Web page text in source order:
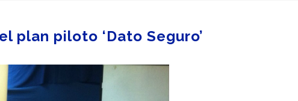
plan piloto ‘Dato Seguro’